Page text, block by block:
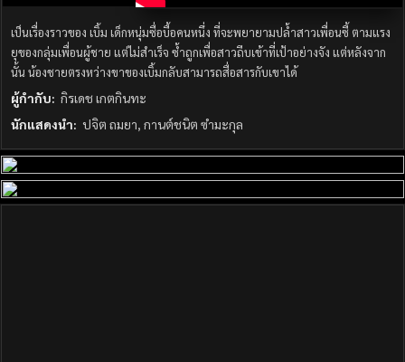
เป็นเรื่องราวของ เบิ้ม เด็กหนุ่มซื่อบื้อคนหนึ่ง ที่จะพยายามปล้ำสาวเพื่อนซี้ ตามแรง
ยุของกลุ่มเพื่อนผู้ชาย แต่ไม่สำเร็จ ซ้ำถูกเพื่อสาวถีบเข้าที่เป้าอย่างจัง แต่หลังจาก
นั้น น้องชายตรงหว่างขาของเบิ้มกลับสามารถสื่อสารกับเขาได้
ผู้กำกับ: กิรเดช เกตกินทะ
นักแสดงนำ: ปจิต ถมยา, กานต์ชนิต ซำมะกุล